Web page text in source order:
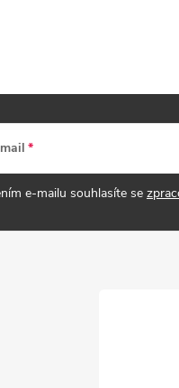
e-mailu souhlasíte se